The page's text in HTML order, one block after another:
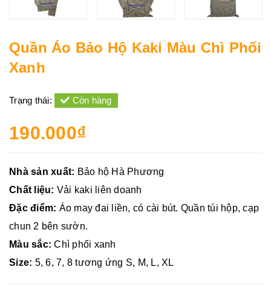
Quần Áo Bảo Hộ Kaki Màu Chì Phối
Xanh
Trạng thái: Còn hàng
190.000₫
Nhà sản xuất: Bảo hộ Hà Phương
Chất liệu: Vải kaki liên doanh
Đặc điểm: Áo may đai liền, có cài bút. Quần túi hộp, cạp
chun 2 bên sườn.
Màu sắc: Chì phối xanh
Size: 5, 6, 7, 8 tương ứng S, M, L, XL